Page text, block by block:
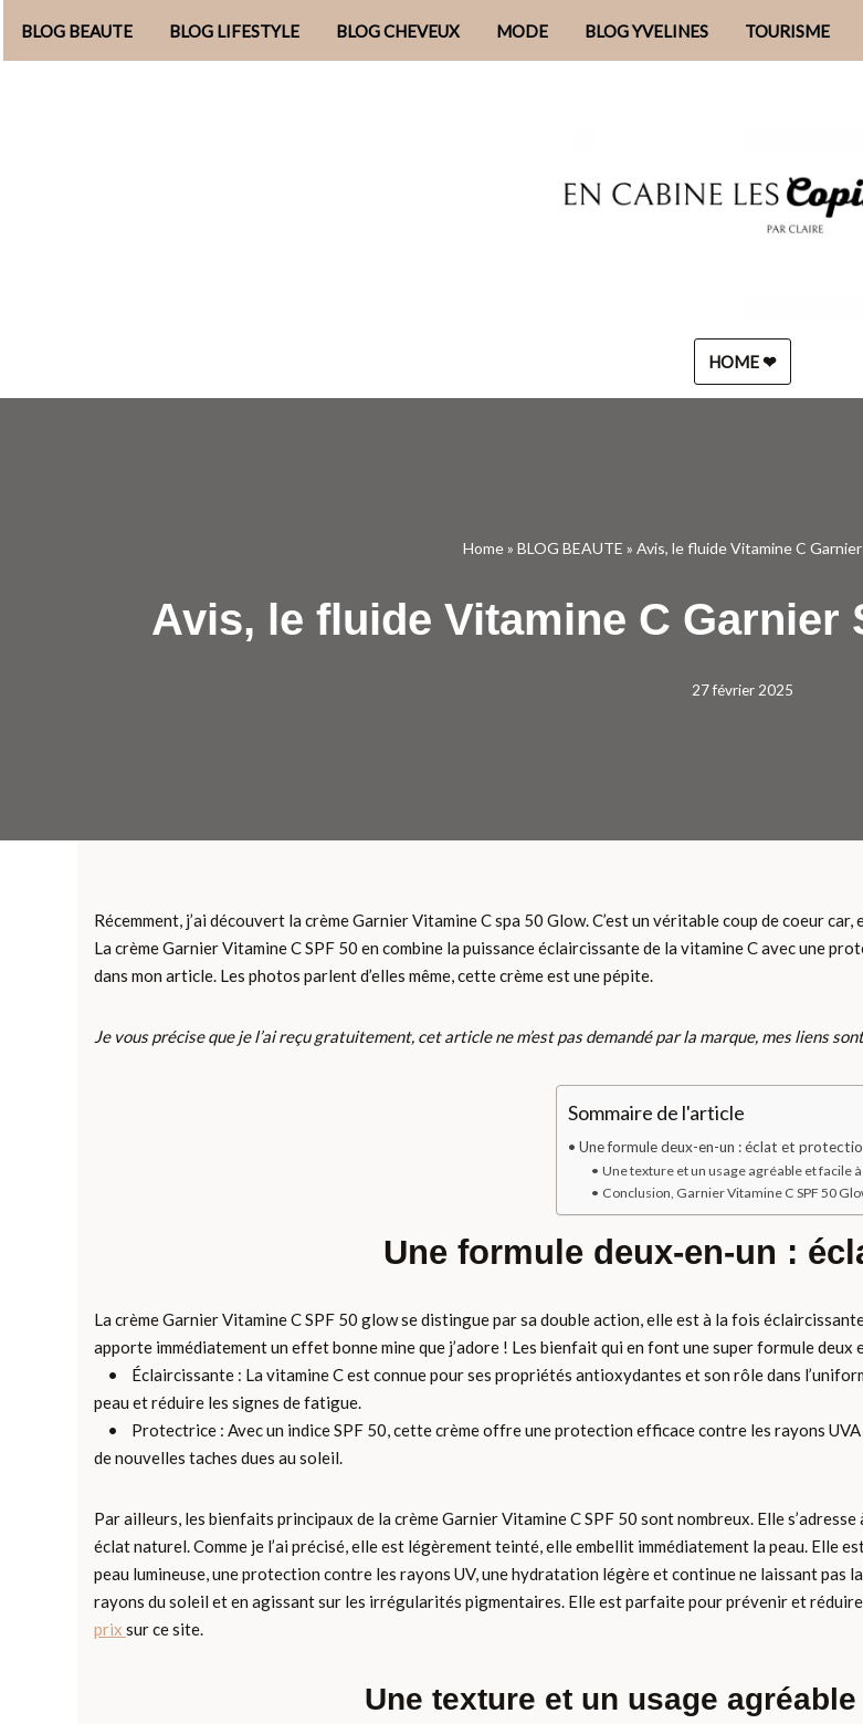
Aller
BLOG BEAUTE BLOG LIFESTYLE BLOG CHEVEUX MODE BLOG YVELINES TOURISME
HOME ❤︎
Home» BLOG BEAUTE » Avis, le fluide Vitamine C
Avis, le fluide Vitamine C Garnier
27 février 2025
Récemment, j’ai découvert la crème Garnier Vitamine C spa 50 Glow. C’est un véritable coup de coeur
La crème Garnier Vitamine C SPF 50 en combine la puissance éclaircissante de la vitamine C avec une
dans mon article. Les photos parlent d’elles même, cette crème est une pépite.
Je vous précise que je l’ai reçu gratuitement, cet article ne m’est pas demandé par la marque, mes liens
Sommaire de l'article
Une formule deux-en-un : éclat et
Une texture et un usage agréable et facile
Conclusion, Garnier Vitamine C SPF 50
Une formule deux-en-un :
La crème Garnier Vitamine C SPF 50 glow se distingue par sa double action, elle est à la fois
apporte immédiatement un effet bonne mine que j’adore ! Les bienfait qui en font une super formule deux
• Éclaircissante : La vitamine C est connue pour ses propriétés antioxydantes et son rôle dans
peau et réduire les signes de fatigue.
• Protectrice : Avec un indice SPF 50, cette crème offre une protection efficace contre les rayons
de nouvelles taches dues au soleil.
Par ailleurs, les bienfaits principaux de la crème Garnier Vitamine C SPF 50 sont nombreux. Elle
éclat naturel. Comme je l’ai précisé, elle est légèrement teinté, elle embellit immédiatement la peau. Elle
peau lumineuse, une protection contre les rayons UV, une hydratation légère et continue ne laissant pas
rayons du soleil et en agissant sur les irrégularités pigmentaires. Elle est parfaite pour prévenir et
prix sur ce site.
Une texture et un usage